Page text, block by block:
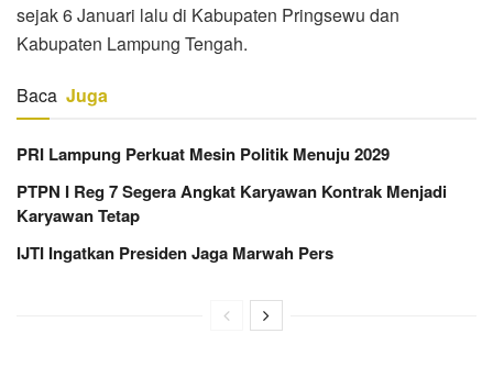
sejak 6 Januari lalu di Kabupaten Pringsewu dan
Kabupaten Lampung Tengah.
Baca Juga
PRI Lampung Perkuat Mesin Politik Menuju 2029
PTPN I Reg 7 Segera Angkat Karyawan Kontrak Menjadi
Karyawan Tetap
IJTI Ingatkan Presiden Jaga Marwah Pers